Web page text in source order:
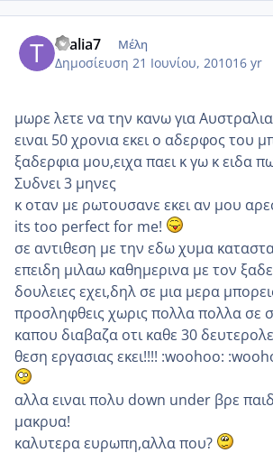
thalia7 Μέλη
Δημοσίευση 21 Ιουνίου, 201016 yr
μωρε λετε να την κανω για
ειναι 50 χρονια εκει ο αδερφος του
ξαδερφια μου,ειχα παει κ γω κ ειδα
Συδνει 3 μηνες
κ οταν με ρωτουσανε εκει αν μου
its too perfect for me!
σε αντιθεση με την εδω χυμα
επειδη μιλαω καθημερινα με τον
δουλειες εχει,δηλ σε μια μερα
προσληφθεις χωρις πολλα πολλα σε
καπου διαβαζα οτι καθε 30
θεση εργασιας εκει!!!! :woohoo:
αλλα ειναι πολυ down under βρε
μακρυα!
καλυτερα ευρωπη,αλλα που?